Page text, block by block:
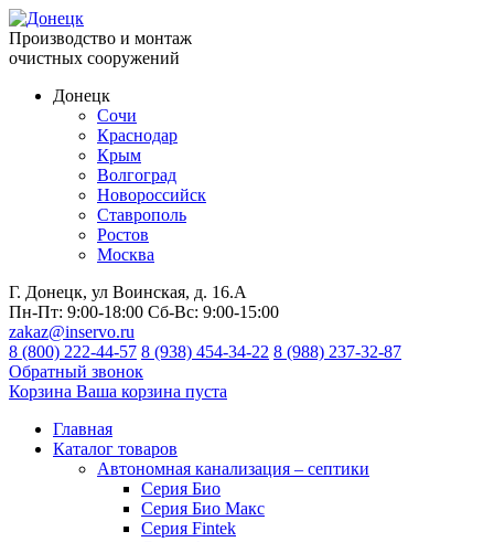
Производство и монтаж
очистных сооружений
Донецк
Сочи
Краснодар
Крым
Волгоград
Новороссийск
Ставрополь
Ростов
Москва
Г. Донецк, ул Воинская, д. 16.А
Пн-Пт: 9:00-18:00 Сб-Вс: 9:00-15:00
zakaz@inservo.ru
8 (800) 222-44-57 8 (938) 454-34-22 8 (988) 237-32-87
Обратный звонок
Корзина Ваша корзина пуста
Главная
Каталог товаров
Автономная канализация – септики
Серия Био
Серия Био Макс
Серия Fintek